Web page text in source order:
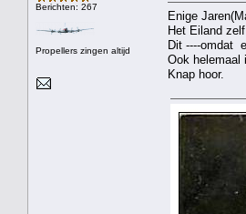
Berichten: 267
Propellers zingen altijd
Enige
Het Eiland
Dit ----omdat
Ook helemaal
Knap hoor.